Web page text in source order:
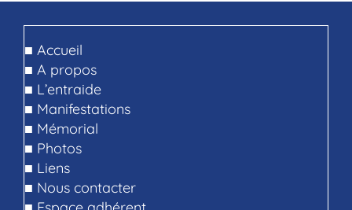
■ Accueil
■ A propos
■ L’entraide
■ Manifestations
■ Mémorial
■ Photos
■ Liens
■ Nous contacter